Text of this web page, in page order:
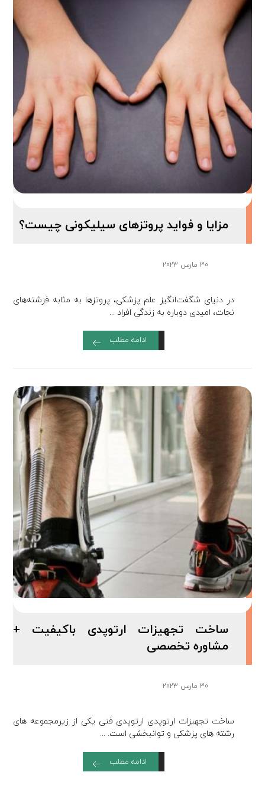
مزایا و فواید پروتزهای سیلیکونی چیست؟
30 مارس 2023
در دنیای شگفت‌انگیز علم پزشکی، پروتزها به مثابه فرشته‌های
نجات، امیدی دوباره به زندگی افراد ...
ادامه مطلب
ساخت تجهیزات ارتوپدی باکیفیت +
مشاوره تخصصی
30 مارس 2023
ساخت تجهیزات ارتوپدی ارتوپدی فنی یکی از زیرمجموعه های
رشته های پزشکی و توانبخشی است. ...
ادامه مطلب